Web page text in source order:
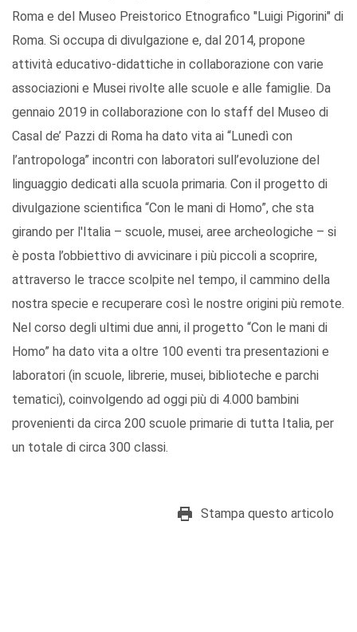
Roma e del Museo Preistorico Etnografico "Luigi Pigorini" di
Roma. Si occupa di divulgazione e, dal 2014, propone
attività educativo-didattiche in collaborazione con varie
associazioni e Musei rivolte alle scuole e alle famiglie. Da
gennaio 2019 in collaborazione con lo staff del Museo di
Casal de’ Pazzi di Roma ha dato vita ai “Lunedì con
l’antropologa” incontri con laboratori sull’evoluzione del
linguaggio dedicati alla scuola primaria. Con il progetto di
divulgazione scientifica “Con le mani di Homo”, che sta
girando per l'Italia – scuole, musei, aree archeologiche – si
è posta l’obbiettivo di avvicinare i più piccoli a scoprire,
attraverso le tracce scolpite nel tempo, il cammino della
nostra specie e recuperare così le nostre origini più remote.
Nel corso degli ultimi due anni, il progetto “Con le mani di
Homo” ha dato vita a oltre 100 eventi tra presentazioni e
laboratori (in scuole, librerie, musei, biblioteche e parchi
tematici), coinvolgendo ad oggi più di 4.000 bambini
provenienti da circa 200 scuole primarie di tutta Italia, per
un totale di circa 300 classi.
Stampa questo articolo